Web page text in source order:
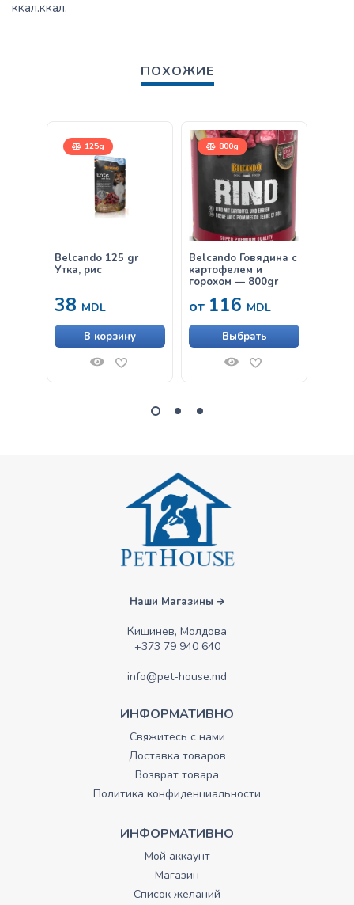
ккал.ккал.
ПОХОЖИЕ
125g
Belcando 125 gr
Утка, рис
38 MDL
В корзину
800g
Belcando Говядина с
картофелем и
горохом — 800gr
от 116 MDL
Выбрать
Наши Магазины
Кишинев, Молдова
+373 79 940 640
info@pet-house.md
ИНФОРМАТИВНО
Свяжитесь с нами
Доставка товаров
Возврат товара
Политика конфиденциальности
ИНФОРМАТИВНО
Мой аккаунт
Магазин
Список желаний